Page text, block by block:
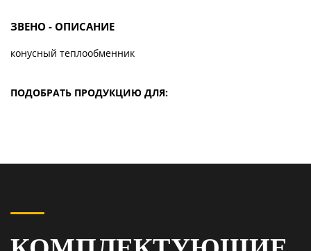
ЗВЕНО - ОПИСАНИЕ
конусный теплообменник
ПОДОБРАТЬ ПРОДУКЦИЮ ДЛЯ: